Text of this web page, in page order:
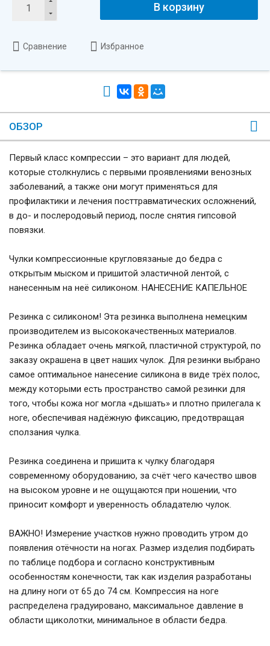
В корзину
Сравнение Избранное
ОБЗОР
Первый класс компрессии – это вариант для людей,
которые столкнулись с первыми проявлениями венозных
заболеваний, а также они могут применяться для
профилактики и лечения посттравматических осложнений,
в до- и послеродовый период, после снятия гипсовой
повязки.
Чулки компрессионные кругловязаные до бедра с
открытым мыском и пришитой эластичной лентой, с
нанесенным на неё силиконом. НАНЕСЕНИЕ КАПЕЛЬНОЕ
Резинка с силиконом! Эта резинка выполнена немецким
производителем из высококачественных материалов.
Резинка обладает очень мягкой, пластичной структурой, по
заказу окрашена в цвет наших чулок. Для резинки выбрано
самое оптимальное нанесение силикона в виде трёх полос,
между которыми есть пространство самой резинки для
того, чтобы кожа ног могла «дышать» и плотно прилегала к
ноге, обеспечивая надёжную фиксацию, предотвращая
сползания чулка.
Резинка соединена и пришита к чулку благодаря
современному оборудованию, за счёт чего качество швов
на высоком уровне и не ощущаются при ношении, что
приносит комфорт и уверенность обладателю чулок.
ВАЖНО! Измерение участков нужно проводить утром до
появления отёчности на ногах. Размер изделия подбирать
по таблице подбора и согласно конструктивным
особенностям конечности, так как изделия разработаны
на длину ноги от 65 до 74 см. Компрессия на ноге
распределена градуировано, максимальное давление в
области щиколотки, минимальное в области бедра.